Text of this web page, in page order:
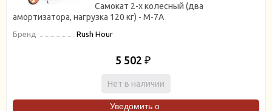
Самокат 2-х колесный (два
амортизатора, нагрузка 120 кг) - М-7A
Бренд Rush Hour
5 502 ₽
Нет в наличии
Уведомить о